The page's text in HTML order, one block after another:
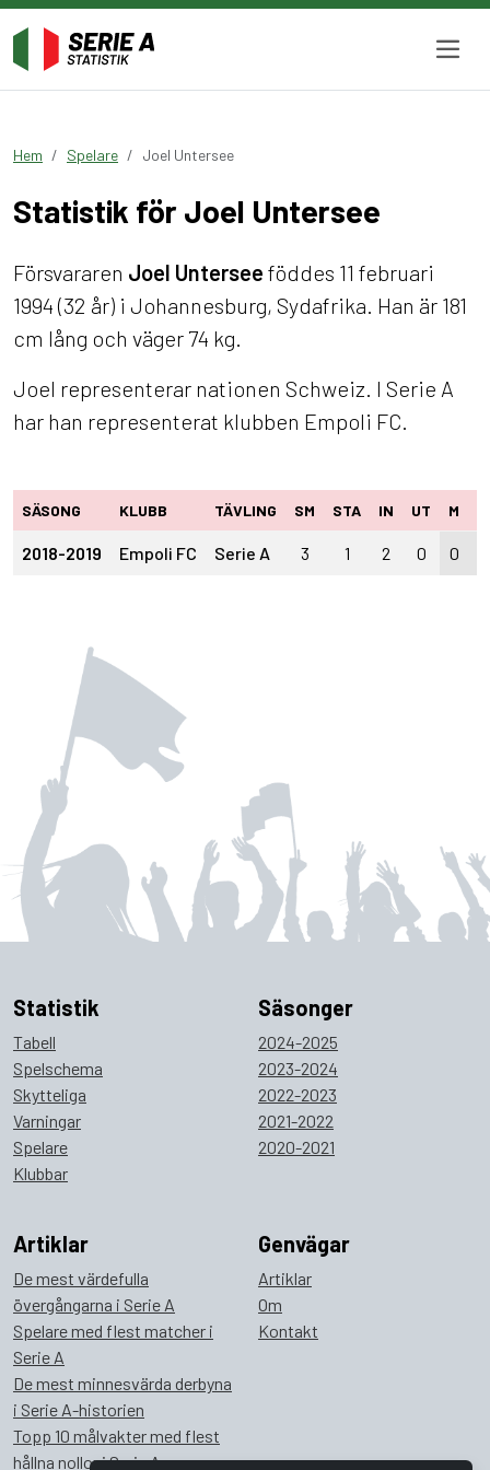
Hem Spelare Joel Untersee
Statistik för Joel Untersee
Försvararen Joel Untersee föddes 11 februari
1994 (32 år) i Johannesburg, Sydafrika. Han är 181
cm lång och väger 74 kg.
Joel representerar nationen Schweiz. I Serie A
har han representerat klubben Empoli FC.
SÄSONG KLUBB TÄVLING SM STA IN UT M
2018-2019 Empoli FC Serie A 3 1 2 0 0
Statistik
Tabell
Spelschema
Skytteliga
Varningar
Spelare
Klubbar
Säsonger
2024-2025
2023-2024
2022-2023
2021-2022
2020-2021
Artiklar
De mest värdefulla
övergångarna i Serie A
Spelare med flest matcher i
Serie A
De mest minnesvärda derbyna
i Serie A-historien
Topp 10 målvakter med flest
hållna nollor i Serie A
Genvägar
Artiklar
Om
Kontakt